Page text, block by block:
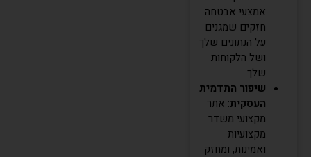
אמצעי אבטחה
חזקים שמגנים
על הנתונים שלך
ושל הלקוחות
שלך.
שיפור התדמית
העסקית: אתר
מקצועי משדר
מקצועיות
ואמינות, ומחזק